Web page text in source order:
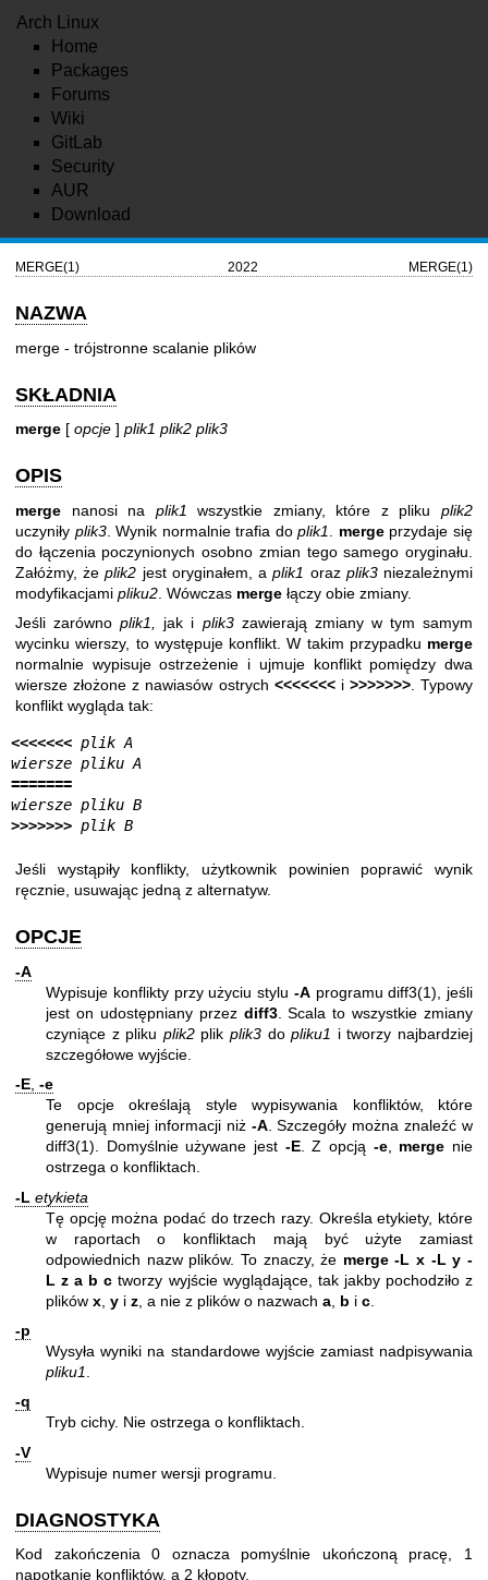
Arch Linux
Home
Packages
Forums
Wiki
GitLab
Security
AUR
Download
MERGE(1) 2022 MERGE(1)
NAZWA
merge - trójstronne scalanie plików
SKŁADNIA
merge [ opcje ] plik1 plik2 plik3
OPIS
merge nanosi na plik1 wszystkie zmiany, które z plikuplik2
uczyniły plik3. Wynik normalnie trafia doplik1 mergeprzydaje się
do łączenia poczynionych osobno zmian tego samego oryginału.
Załóżmy, żeplik2 jest oryginałem, aplik1 oraz plik3niezależnymi
modyfikacjami pliku2 . Wówczas merge łączy obie zmiany.
Jeśli zarównoplik1, jak i plik3zawierają zmiany w tym samym
wycinku wierszy, to występuje konflikt. W takim przypadku merge
normalnie wypisuje ostrzeżenie i ujmuje konflikt pomiędzy dwa
wiersze złożone z nawiasów ostrych <<<<<<<i >>>>>>>. Typowy
konflikt wygląda tak:
<<<<<<< plik A
wiersze pliku A
=======
wiersze pliku B
>>>>>>> plik B
Jeśli wystąpiły konflikty, użytkownik powinien poprawić wynik
ręcznie, usuwając jedną z alternatyw.
OPCJE
-A
Wypisuje konflikty przy użyciu stylu -Aprogramudiff3(1) , jeśli
jest on udostępniany przez diff3. Scala to wszystkie zmiany
czyniące z pliku plik2plikplik3 dopliku1 i tworzy najbardziej
szczegółowe wyjście.
-E -e
Te opcje określają style wypisywania konfliktów, które
generują mniej informacji niż -A. Szczegóły można znaleźć w
diff3(1) . Domyślnie używane jest -E. Z opcją -e, merge nie
ostrzega o konfliktach.
-L etykieta
Tę opcję można podać do trzech razy. Określa etykiety, które
w raportach o konfliktach mają być użyte zamiast
odpowiednich nazw plików. To znaczy, że merge -L x -L y -
L z a b c tworzy wyjście wyglądające, tak jakby pochodziło z
plików x y i z , a nie z plików o nazwach a b i c
-p
Wysyła wyniki na standardowe wyjście zamiast nadpisywania
pliku1
-q
Tryb cichy. Nie ostrzega o konfliktach.
-V
Wypisuje numer wersji programu.
DIAGNOSTYKA
Kod zakończenia 0 oznacza pomyślnie ukończoną pracę, 1
napotkanie konfliktów, a 2 kłopoty.